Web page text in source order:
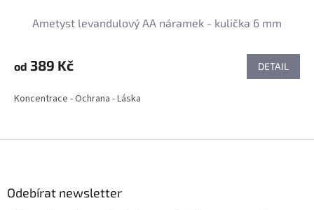
Ametyst levandulový AA náramek - kulička 6 mm
od 389 Kč DETAIL
Koncentrace - Ochrana - Láska
Odebírat newsletter